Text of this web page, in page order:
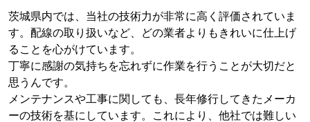
茨城県内では、当社の技術力が非常に高く評価されていま
す。配線の取り扱いなど、どの業者よりもきれいに仕上げ
ることを心がけています。
丁寧に感謝の気持ちを忘れずに作業を行うことが大切だと
思うんです。
メンテナンスや工事に関しても、長年修行してきたメーカ
ーの技術を基にしています。これにより、他社では難しい